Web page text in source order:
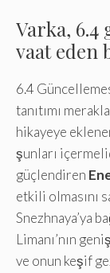
Varka, 6.4
vaat eden
6.4
tanıtımı
hikayeye
şunları
güçlendiren
etkili olmasını
Snezhnaya’ya
Limanı’nın
ve onun keşif